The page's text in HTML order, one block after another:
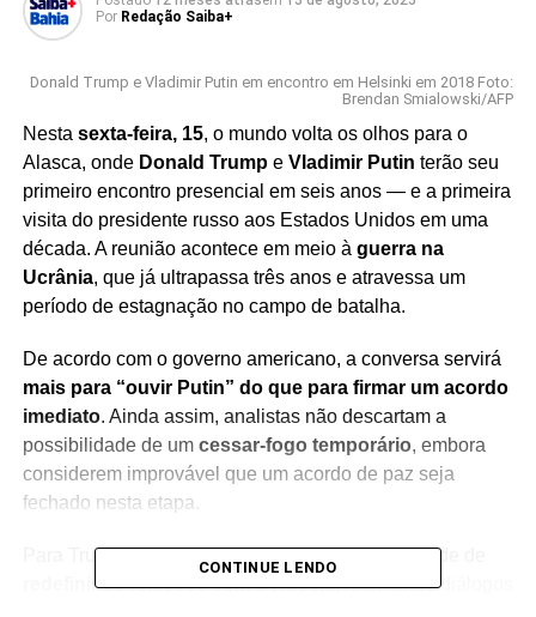
Por Redação Saiba+
Donald Trump e Vladimir Putin em encontro em Helsinki em 2018 Foto:
Brendan Smialowski/AFP
Nesta sexta-feira, 15, o mundo volta os olhos para o
Alasca, onde Donald Trumpe Vladimir Putin terão seu
primeiro encontro presencial em seis anos — e a primeira
visita do presidente russo aos Estados Unidos em uma
década. A reunião acontece em meio à guerra na
Ucrânia, que já ultrapassa três anos e atravessa um
período de estagnação no campo de batalha.
De acordo com o governo americano, a conversa servirá
mais para “ouvir Putin” do que para firmar um acordo
imediato. Ainda assim, analistas não descartam a
possibilidade de um cessar-fogo temporário, embora
considerem improvável que um acordo de paz seja
fechado nesta etapa.
Para Trump, o encontro pode ser uma oportunidade de
redefinir as relações com a Rússia, retomando diálogos
CONTINUE LENDO